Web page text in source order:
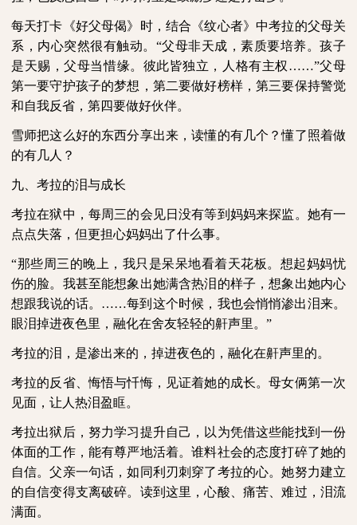
每天打卡《好父母偈》时，结合《纹心者》中考拉的父母关
系，内心突然很有触动。“父母非天成，素质要培养。孩子
是天赐，父母当惜缘。彼此皆独立，人格有主权……”父母
第一要守护孩子的梦想，第二要做好榜样，第三要保持警觉
和自我反省，第四要做好伙伴。
雪师把这么好的东西分享出来，读懂的有几个？懂了照着做
的有几人？
九、考拉的泪与成长
考拉在狱中，每周三的会见日没有等到妈妈来探监。她有一
点点失落，但更担心妈妈出了什么事。
“那些周三的晚上，我只是呆呆地看着天花板。想起妈妈忧
伤的脸。我甚至能想象出她满含热泪的样子，想象出她内心
想跟我说的话。……每到这个时候，我也会悄悄渗出泪来。
眼泪掉进夜色里，融化在舍友轻轻的鼾声里。”
考拉的泪，是渗出来的，掉进夜色的，融化在鼾声里的。
考拉的反省、悔悟与忏悔，见证着她的成长。母女俩第一次
见面，让人热泪盈眶。
考拉出狱后，努力学习提升自己，以为凭借这些能找到一份
体面的工作，能有尊严地活着。谁料社会的态度打碎了她的
自信。父亲一句话，如同利刃刺穿了考拉的心。她努力建立
的自信变得支离破碎。读到这里，心酸、痛苦、难过，泪流
满面。